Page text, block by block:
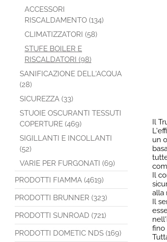
ACCESSORI
RISCALDAMENTO (134)
CLIMATIZZATORI (58)
STUFE BOILER E
RISCALDATORI (98)
SANIFICAZIONE DELL'ACQUA
(28)
SICUREZZA (33)
STUOIE OSCURANTI TESSUTI
COPERTURE (469)
SIGILLANTI E INCOLLANTI
(52)
VARIE PER FURGONATI (69)
PRODOTTI FIAMMA (4619)
PRODOTTI BRUNNER (323)
PRODOTTI SUNROAD (721)
PRODOTTI DOMETIC NDS (169)
Il
un
Il
alla
Il
fino